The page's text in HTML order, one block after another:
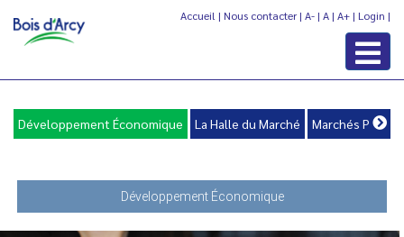
Accueil | Nous contacter | A- | A | A+ | Login |
Toggle
Développement Économique
Développement Économique La Halle du Marché Marchés Publics
Développement Économique